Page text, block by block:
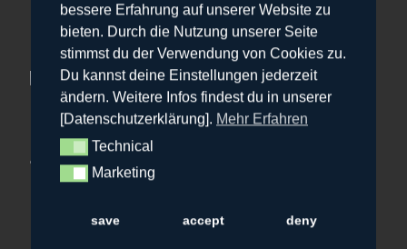
bessere Erfahrung auf unserer Website zu
bieten. Durch die Nutzung unserer Seite
stimmst du der Verwendung von Cookies zu.
Du kannst deine Einstellungen jederzeit
ändern. Weitere Infos findest du in unserer
[Datenschutzerklärung]. Mehr Erfahren
Technical
Technical
Marketing
Marketing
save accept deny